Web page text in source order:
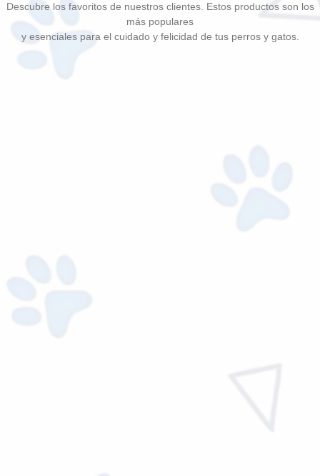
Descubre los favoritos de nuestros clientes. Estos productos son los
más populares
y esenciales para el cuidado y felicidad de tus perros y gatos.